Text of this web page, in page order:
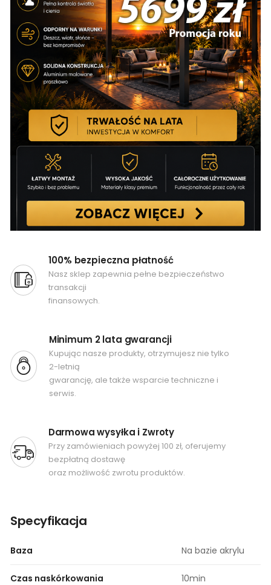
100% bezpieczna płatność
Nasz sklep zapewnia pełne bezpieczeństwo
transakcji
finansowych.
Minimum 2 lata gwarancji
Kupując nasze produkty, otrzymujesz nie tylko
2-letnią
gwarancję, ale także wsparcie techniczne i
serwis.
Darmowa wysyłka i Zwroty
Przy zamówieniach powyżej 100 zł, oferujemy
bezpłatną dostawę
oraz możliwość zwrotu produktów.
Specyfikacja
Baza Na bazie akrylu
Czas naskórkowania 10min